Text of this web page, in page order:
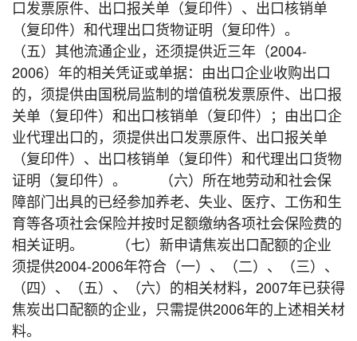
口发票原件、出口报关单（复印件）、出口核销单
（复印件）和代理出口货物证明（复印件）。
（五）其他流通企业，还须提供近三年（2004-
2006）年的相关凭证或单据：由出口企业收购出口
的，须提供由国税局监制的增值税发票原件、出口报
关单（复印件）和出口核销单（复印件）；由出口企
业代理出口的，须提供出口发票原件、出口报关单
（复印件）、出口核销单（复印件）和代理出口货物
证明（复印件）。 （六）所在地劳动和社会保
障部门出具的已经参加养老、失业、医疗、工伤和生
育等各项社会保险并按时足额缴纳各项社会保险费的
相关证明。 （七）新申请焦炭出口配额的企业
须提供2004-2006年符合（一）、（二）、（三）、
（四）、（五）、（六）的相关材料，2007年已获得
焦炭出口配额的企业，只需提供2006年的上述相关材
料。